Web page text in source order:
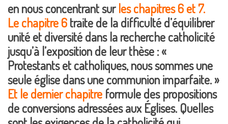
en nous concentrant surles chapitres 6 et 7.
Le chapitre 6traite de la difficulté d’équilibrer
unité et diversité dans la recherche catholicité
jusqu’à l’exposition de leur thèse : «
Protestants et catholiques, nous sommes une
seule église dans une communion imparfaite. »
Et le dernier chapitre formule des propositions
de conversions adressées aux Églises. Quelles